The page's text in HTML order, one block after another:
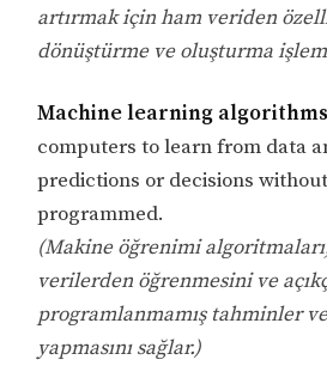
artırmak için ham veriden
dönüştürme ve oluşturma
Machine learning algorithms
computers to learn from data
predictions or decisions
programmed.
(Makine öğrenimi
verilerden öğrenmesini ve
programlanmamış tahminler
yapmasını sağlar.)